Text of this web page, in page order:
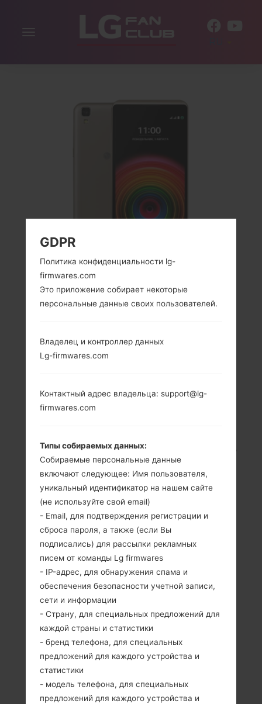
Включить
LG K220DSK
(LGK220DSK) ИЗ
СЕРИИ LG X POWER
5.3 in (~69.4%
соотношение
экрана к телу)
720 x 1280
пикселей (~277
плотность
пикселей на
дюйм)
139 грамм (4.90
унции)
Не съемный Li-
Ion 4100 mAh
1.3 GHz Cortex-A53
Mediatek MT6735
2GB
GDPR
Политика конфиденциальности lg-
firmwares.com
Это приложение собирает некоторые
персональные данные своих пользователей.
Владелец и контроллер данных
Lg-firmwares.com
Контактный адрес владельца: support@lg-
firmwares.com
Типы собираемых данных:
Собираемые персональные данные
включают следующее: Имя пользователя,
уникальный идентификатор на нашем сайте
(не используйте свой email)
- Email, для подтверждения регистрации и
сброса пароля, а также (если Вы
подписались) для рассылки рекламных
писем от команды Lg firmwares
- IP-адрес, для обнаружения спама и
обеспечения безопасности учетной записи,
сети и информации
- Страну, для специальных предложений для
каждой страны и статистики
- бренд телефона, для специальных
предложений для каждого устройства и
статистики
- модель телефона, для специальных
предложений для каждого устройства и